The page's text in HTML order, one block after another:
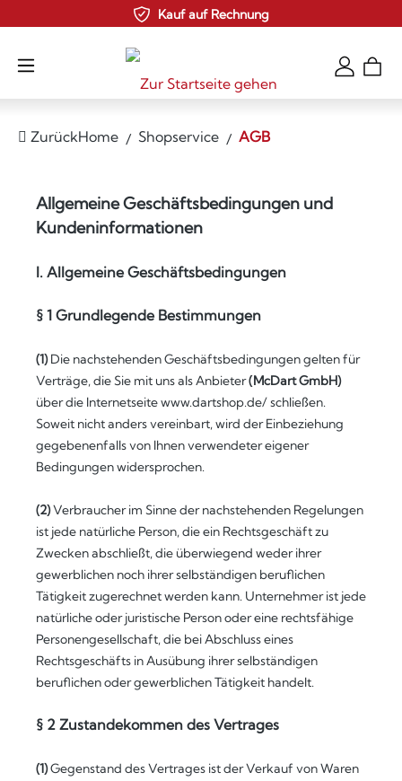
Zum Hauptinhalt springenKauf auf Rechnung
ZurückHome Shopservice AGB
Allgemeine Geschäftsbedingungen und
Kundeninformationen
I. Allgemeine Geschäftsbedingungen
§ 1 Grundlegende Bestimmungen
(1)Die nachstehenden Geschäftsbedingungen gelten für
Verträge, die Sie mit uns als Anbieter(McDart GmbH)
über die Internetseite www.dartshop.de/ schließen.
Soweit nicht anders vereinbart, wird der Einbeziehung
gegebenenfalls von Ihnen verwendeter eigener
Bedingungen widersprochen.
(2)Verbraucher im Sinne der nachstehenden Regelungen
ist jede natürliche Person, die ein Rechtsgeschäft zu
Zwecken abschließt, die überwiegend weder ihrer
gewerblichen noch ihrer selbständigen beruflichen
Tätigkeit zugerechnet werden kann. Unternehmer ist jede
natürliche oder juristische Person oder eine rechtsfähige
Personengesellschaft, die bei Abschluss eines
Rechtsgeschäfts in Ausübung ihrer selbständigen
beruflichen oder gewerblichen Tätigkeit handelt.
§ 2 Zustandekommen des Vertrages
(1)Gegenstand des Vertrages ist der Verkauf von Waren